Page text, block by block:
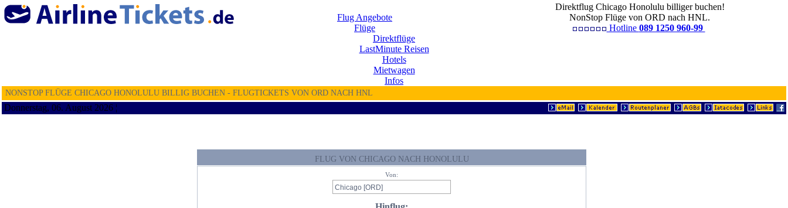
Direktflug Chicago Honolulu billiger buchen!
NonStop Flüge von ORD nach HNL.
Hotline 089 1250 960-99
Flug Angebote
Flüge
Direktflüge
LastMinute Reisen
Hotels
Mietwagen
Infos
NONSTOP FLÜGE CHICAGO HONOLULU BILLIG BUCHEN - FLUGTICKETS VON ORD NACH HNL
Donnerstag, 06. August 2026 ¦
FLUG VON CHICAGO NACH HONOLULU
Von: